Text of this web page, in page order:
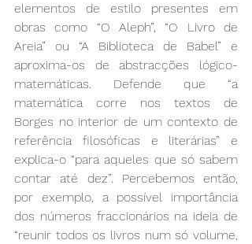
elementos de estilo presentes em
obras como “O Aleph”, “O Livro de
Areia” ou “A Biblioteca de Babel” e
aproxima-os de abstracções lógico-
matemáticas. Defende que “a
matemática corre nos textos de
Borges no interior de um contexto de
referência filosóficas e literárias” e
explica-o “para aqueles que só sabem
contar até dez”. Percebemos então,
por exemplo, a possível importância
dos números fraccionários na ideia de
“reunir todos os livros num só volume,